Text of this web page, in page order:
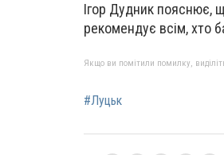
Ігор Дудник пояснює,
рекомендує всім, хто
Якщо ви помітили помилку,
#Луцьк